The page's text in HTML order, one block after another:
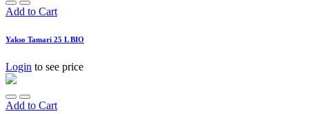
Add to Cart
Yakso Tamari 25 L BIO
Login to see price
Add to Cart